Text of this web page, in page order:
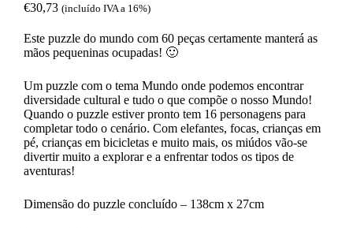
€30,73 (incluído IVA a 16%)
Este puzzle do mundo com 60 peças certamente manterá as
mãos pequeninas ocupadas! 🙂
Um puzzle com o tema Mundo onde podemos encontrar
diversidade cultural e tudo o que compõe o nosso Mundo!
Quando o puzzle estiver pronto tem 16 personagens para
completar todo o cenário. Com elefantes, focas, crianças em
pé, crianças em bicicletas e muito mais, os miúdos vão-se
divertir muito a explorar e a enfrentar todos os tipos de
aventuras!
Dimensão do puzzle concluído – 138cm x 27cm